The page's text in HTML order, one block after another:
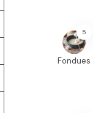
5
Fondues